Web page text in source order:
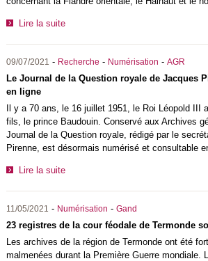
Lire la suite
09/07/2021 - Recherche - Numérisation - AGR
Le Journal de la Question royale de Jacques
en ligne
Il y a 70 ans, le 16 juillet 1951, le Roi Léopold III
fils, le prince Baudouin. Conservé aux Archives
Journal de la Question royale, rédigé par le
Pirenne, est désormais numérisé et consultable
Lire la suite
11/05/2021 - Numérisation - Gand
23 registres de la cour féodale de Termonde
Les archives de la région de Termonde ont été
malmenées durant la Première Guerre mondiale.